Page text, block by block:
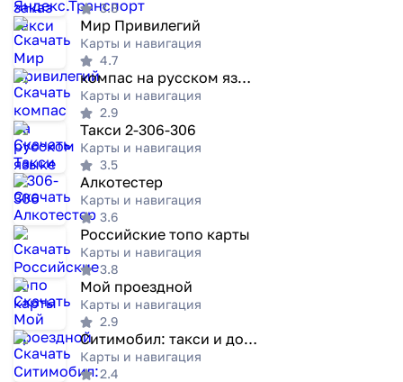
3.8
Мир Привилегий
Карты и навигация
4.7
компас на русском языке
Карты и навигация
2.9
Такси 2-306-306
Карты и навигация
3.5
Алкотестер
Карты и навигация
3.6
Российские топо карты
Карты и навигация
3.8
Мой проездной
Карты и навигация
2.9
Ситимобил: такси и доставка
Карты и навигация
2.4